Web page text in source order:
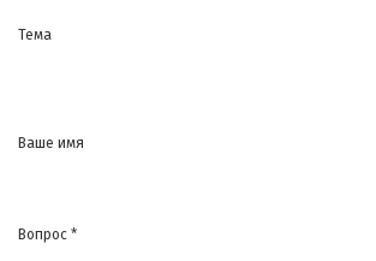
Тема
Ваше имя
Вопрос *